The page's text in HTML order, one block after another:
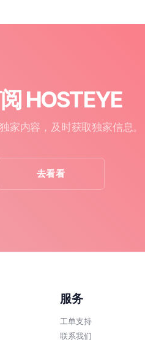
HOSTEYE
家内容，及时获取独家信息。
去看看
服务
工单支持
联系我们